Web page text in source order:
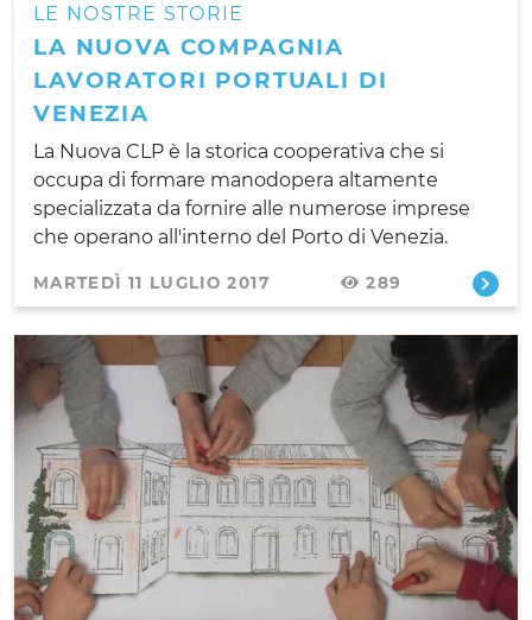
LE NOSTRE STORIE
LA NUOVA COMPAGNIA
LAVORATORI PORTUALI DI
VENEZIA
La Nuova CLP è la storica cooperativa che si
occupa di formare manodopera altamente
specializzata da fornire alle numerose imprese
che operano all'interno del Porto di Venezia.
MARTEDÌ 11 LUGLIO 2017 289